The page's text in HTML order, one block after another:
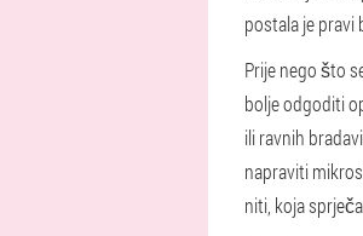
postala je pravi
Prije nego što
bolje odgoditi
ili ravnih
napraviti
niti, koja